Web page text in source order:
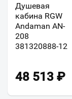
Душевая
кабина RGW
Andaman AN-
208
381320888-12
48 513 ₽